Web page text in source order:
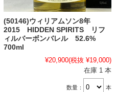
(50146)ウィリアムソン8年
2015 HIDDEN SPIRITS リフ
ィルバーボンバレル 52.6%
700ml
¥20,900(税抜 ¥19,000)
在庫 1 本
数量： 本